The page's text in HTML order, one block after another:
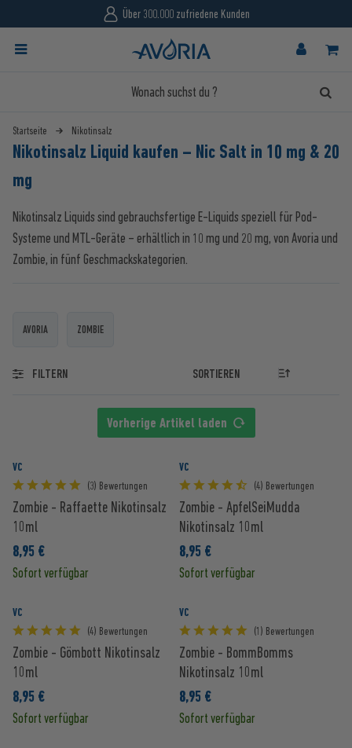
Startseite Nikotinsalz
Nikotinsalz Liquid kaufen – Nic Salt in 10 mg & 20
mg
Nikotinsalz Liquids sind gebrauchsfertige E-Liquids speziell für Pod-
Systeme und MTL-Geräte – erhältlich in 10 mg und 20 mg, von Avoria und
Zombie, in fünf Geschmackskategorien.
AVORIA ZOMBIE
FILTERN
Vorherige Artikel laden
VC
(3) Bewertungen
Zombie - Raffaette Nikotinsalz
10ml
8,95 €
Sofort verfügbar
VC
(4) Bewertungen
Zombie - ApfelSeiMudda
Nikotinsalz 10ml
8,95 €
Sofort verfügbar
VC
(4) Bewertungen
Zombie - Gömbott Nikotinsalz
10ml
8,95 €
Sofort verfügbar
VC
(1) Bewertungen
Zombie - BommBomms
Nikotinsalz 10ml
8,95 €
Sofort verfügbar